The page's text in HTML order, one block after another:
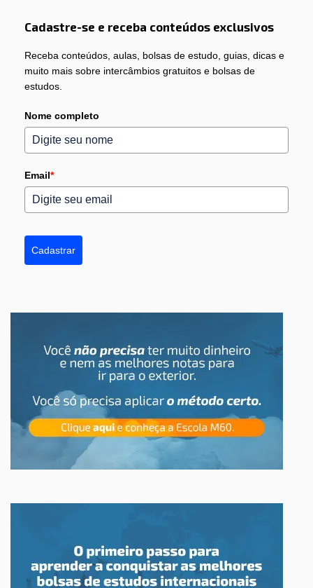
Cadastre-se e receba conteúdos exclusivos
Receba conteúdos, aulas, bolsas de estudo, guias, dicas e
muito mais sobre intercâmbios gratuitos e bolsas de
estudos.
Nome completo
Email*
Cadastrar